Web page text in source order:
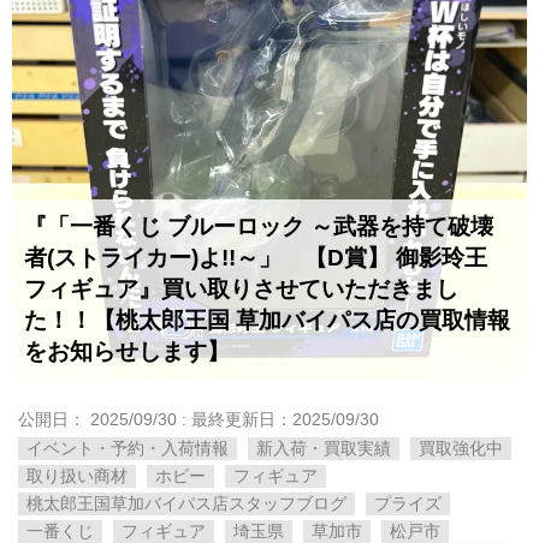
『「一番くじ ブルーロック ～武器を持て破壊
者(ストライカー)よ!!～」 【D賞】 御影玲王
フィギュア』買い取りさせていただきまし
た！！【桃太郎王国 草加バイパス店の買取情報
をお知らせします】
公開日： 2025/09/30 : 最終更新日：2025/09/30
イベント・予約・入荷情報
新入荷・買取実績
買取強化中
取り扱い商材
ホビー
フィギュア
桃太郎王国草加バイパス店スタッフブログ
プライズ
一番くじ
フィギュア 埼玉県 草加市
松戸市